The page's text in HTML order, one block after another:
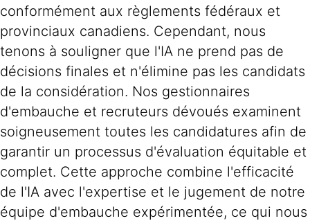
conformément aux règlements fédéraux et
provinciaux canadiens. Cependant, nous
tenons à souligner que l'IA ne prend pas de
décisions finales et n'élimine pas les candidats
de la considération. Nos gestionnaires
d'embauche et recruteurs dévoués examinent
soigneusement toutes les candidatures afin de
garantir un processus d'évaluation équitable et
complet. Cette approche combine l'efficacité
de l'IA avec l'expertise et le jugement de notre
équipe d'embauche expérimentée, ce qui nous